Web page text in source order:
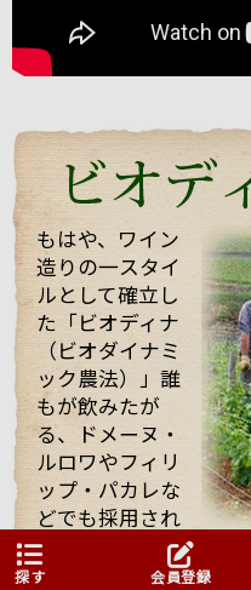
ワイン醸造に対する自
く持った志の
今回は、他のお客様も
くれました。 途中で「
っても、「これを飲ん
なワインを持ってきて
などたくさん話
そんな訪問の様子を一
い。 また動画も撮影し
たのでご一緒にどうぞ
いが伝わればい
まず、着いて初めにマ
の傑作ともいうべき、
もはや、ワイン
造りの一スタイ
ルとして確立し
た「ビオディナ
（ビオダイナミ
ック農法）」誰
もが飲みたが
る、ドメーヌ・
ルロワやフィリ
ップ・パカレな
どでも採用され
ている農法です。 「
学肥料を使用しない
探す 会員登録